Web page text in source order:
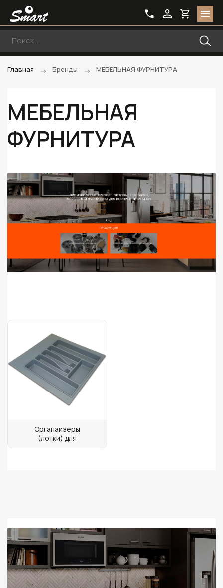
Главная Бренды МЕБЕЛЬНАЯ ФУРНИТУРА
МЕБЕЛЬНАЯ
ФУРНИТУРА
Органайзеры
(лотки) для
столовых приборов